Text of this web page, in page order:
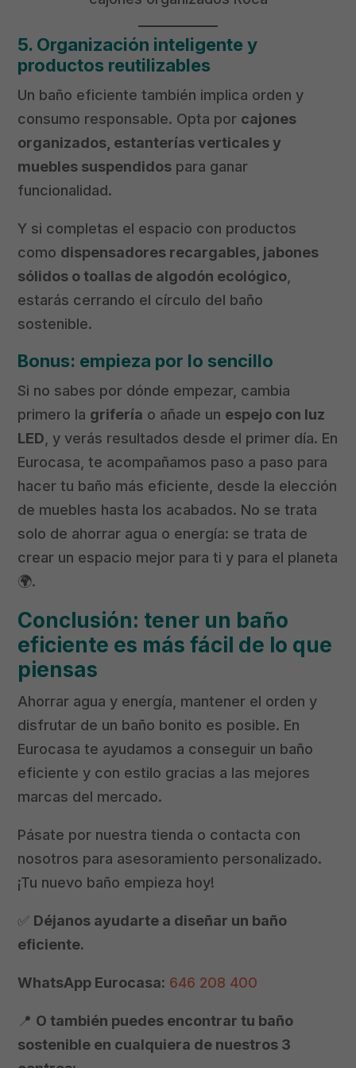
5. Organización inteligente y
productos reutilizables
Un baño eficiente también implica orden y
consumo responsable. Opta por cajones
organizados, estanterías verticales y
muebles suspendidos para ganar
funcionalidad.
Y si completas el espacio con productos
como dispensadores recargables, jabones
sólidos o toallas de algodón ecológico
estarás cerrando el círculo del baño
sostenible.
Bonus: empieza por lo sencillo
Si no sabes por dónde empezar, cambia
primero la grifería o añade un espejo con luz
LED , y verás resultados desde el primer día. En
Eurocasa, te acompañamos paso a paso para
hacer tu baño más eficiente, desde la elección
de muebles hasta los acabados. No se trata
solo de ahorrar agua o energía: se trata de
crear un espacio mejor para ti y para el planeta
🌍.
Conclusión: tener un baño
eficiente es más fácil de lo que
piensas
Ahorrar agua y energía, mantener el orden y
disfrutar de un baño bonito es posible. En
Eurocasa te ayudamos a conseguir un baño
eficiente y con estilo gracias a las mejores
marcas del mercado.
Pásate por nuestra tienda o contacta con
nosotros para asesoramiento personalizado.
¡Tu nuevo baño empieza hoy!
✅ Déjanos ayudarte a diseñar un baño
eficiente.
WhatsApp Eurocasa: 646 208 400
📍 O también puedes encontrar tu baño
sostenible en cualquiera de nuestros 3